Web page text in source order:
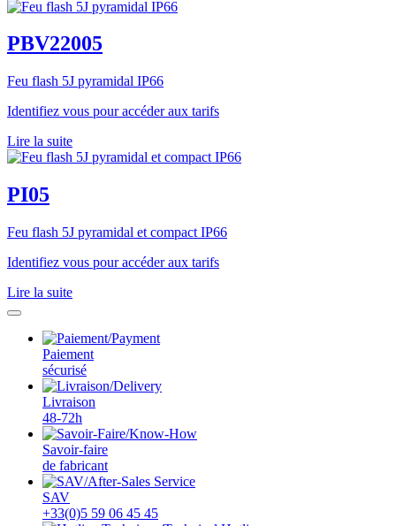
PBV22005
Feu flash 5J pyramidal IP66
Identifiez vous pour accéder aux tarifs
Lire la suite
PI05
Feu flash 5J pyramidal et compact IP66
Identifiez vous pour accéder aux tarifs
Lire la suite
Paiement
sécurisé
Livraison
48-72h
Savoir-faire
de fabricant
SAV
+33(0)5 59 06 45 45